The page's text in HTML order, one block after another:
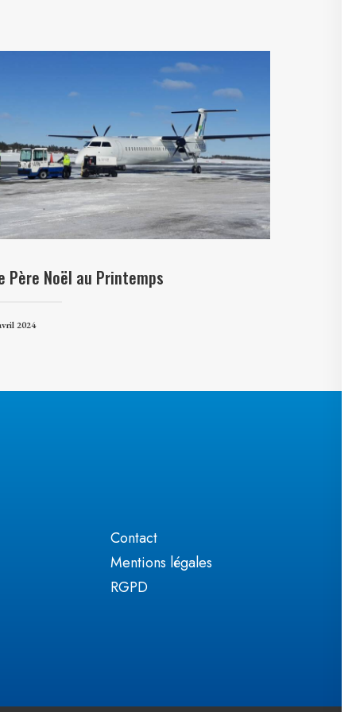
Père Noël au Printemps
2024
Contact
Mentions légales
RGPD